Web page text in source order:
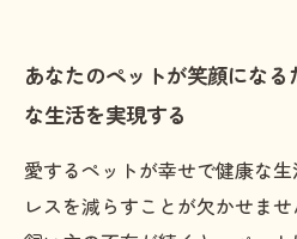
あなたのペットが笑顔にな
な生活を実現する
愛するペットが幸せで健康な
レスを減らすことが欠かせま